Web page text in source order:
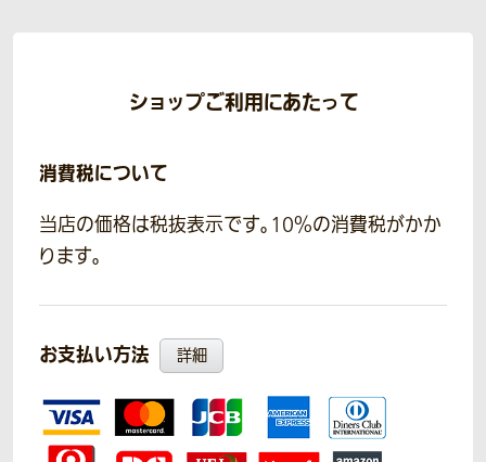
ショップご利用にあたって
消費税について
当店の価格は税抜表示です。10％の消費税がかか
ります。
お支払い方法 詳細